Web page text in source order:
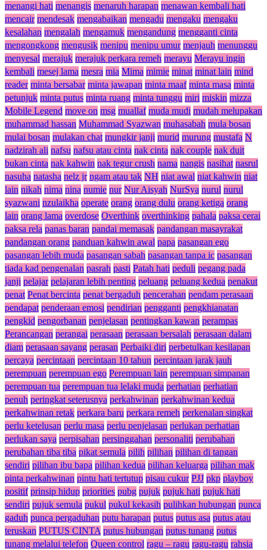
menangi hati menangis menaruh harapan menawan kembali hati
mencair mendesak mengabaikan mengadu mengaku mengaku
kesalahan mengalah mengamuk mengandung mengganti cinta
mengongkong mengusik menipu menipu umur menjauh menunggu
menyesal merajuk merajuk perkara remeh merayu Merayu ingin
kembali mesej lama mesra mia Mima mimie minat minat lain mind
reader minta bersabar minta jawapan minta maaf minta masa minta
petunjuk minta putus minta ruang minta tunggu miri miskin mizza
Mobile Legend move on msg muallaf muda mudi mudah melupakan
muhammad hassan Muhammad Syazwan muhasabah mula bosan
mulai bosan mulakan chat mungkir janji murid murung mustafa N
nadzirah ali nafsu nafsu atau cinta nak cinta nak couple nak duit
bukan cinta nak kahwin nak tegur crush nama nangis nasihat nasrul
nasuha natasha nelz jr ngam atau tak NH niat awal niat kahwin niat
lain nikah nima nina numie nur Nur Aisyah NurSya nurul nurul
syazwani nzulaikha operate orang orang dulu orang ketiga orang
lain orang lama overdose Overthink overthinking pahala paksa cerai
paksa rela panas baran pandai memasak pandangan masayrakat
pandangan orang panduan kahwin awal papa pasangan ego
pasangan lebih muda pasangan sabah pasangan tanpa ic pasangan
tiada kad pengenalan pasrah pasti Patah hati peduli pegang pada
janji pelajar pelajaran lebih penting peluang peluang kedua penakut
penat Penat bercinta penat bergaduh pencerahan pendam perasaan
pendapat penderaan emosi pendirian pengganti pengkhianatan
pengkid pengorbanan penjelasan pentingkan kawan perampas
Perancangan perangai perasaan perasaan bersalah perasaan dalam
diam perasaan sayang perasan Perbaiki diri perbetulkan kesilapan
percaya percintaan percintaan 10 tahun percintaan jarak jauh
perempuan perempuan ego Perempuan lain perempuan simpanan
perempuan tua perempuan tua lelaki muda perhatian perhatian
penuh peringkat seterusnya perkahwinan perkahwinan kedua
perkahwinan retak perkara baru perkara remeh perkenalan singkat
perlu ketelusan perlu masa perlu penjelasan perlukan perhatian
perlukan saya perpisahan persinggahan personaliti perubahan
perubahan tiba tiba pikat semula pilih pilihan pilihan di tangan
sendiri pilihan ibu bapa pilihan kedua pilihan keluarga pilihan mak
pinta perkahwinan pintu hati tertutup pisau cukur PJJ pkp playboy
positif prinsip hidup priorities pubg pujuk pujuk hati pujuk hati
sendiri pujuk semula pukul pukul kekasih pulihkan hubungan punca
gaduh punca pergaduhan putu harapan putus putus asa putus atau
teruskan PUTUS CINTA putus hubungan putus tunang putus
tunang melalui telefon Queen control ragu – ragu ragu-ragu rahsia